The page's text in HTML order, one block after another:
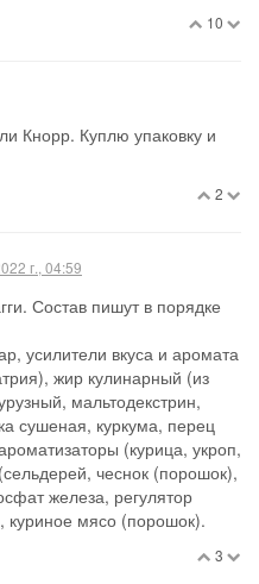
10
Кнорр. Куплю упаковку и
2
г., 04:59
Состав пишут в порядке
усилители вкуса и аромата
жир кулинарный (из
мальтодекстрин,
сушеная, куркума, перец
(курица, укроп,
чеснок (порошок),
железа, регулятор
куриное мясо (порошок).
3